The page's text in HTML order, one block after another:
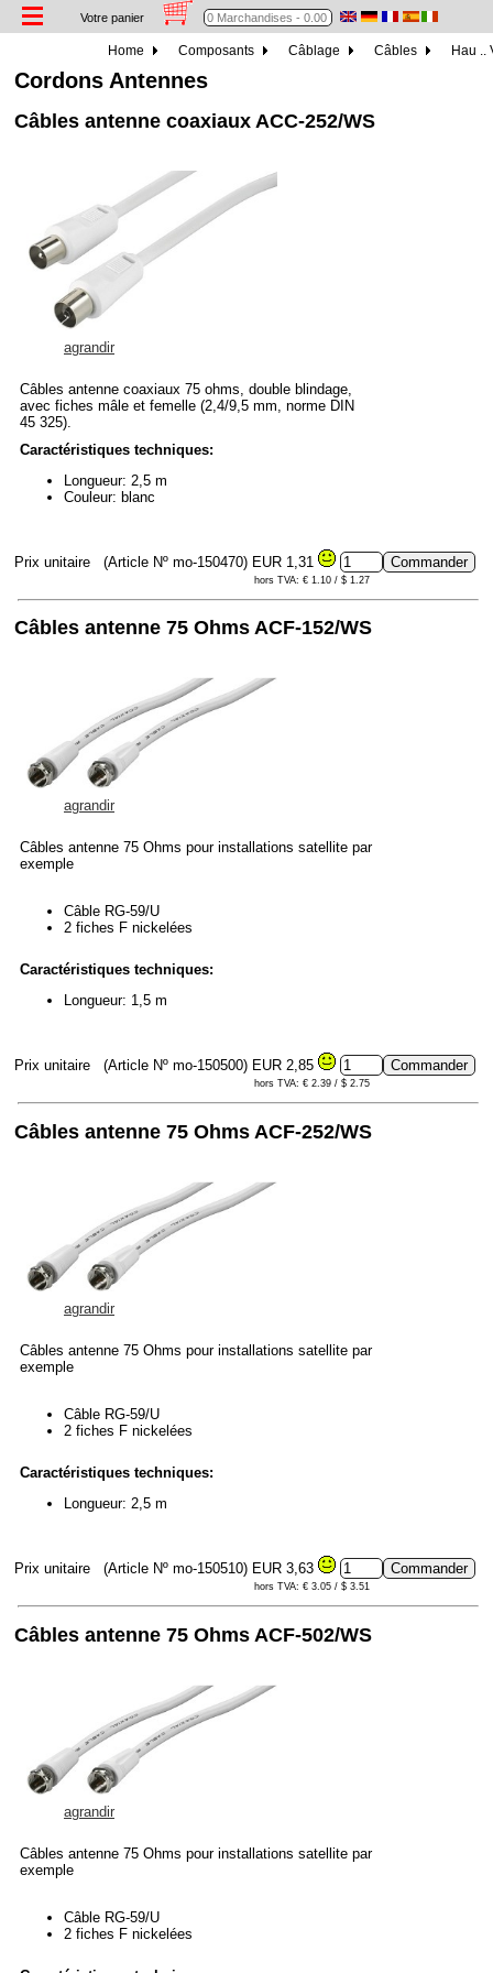
Votre panier
Home Composants Câblage Câbles Hau ..
Cordons Antennes
Câbles antenne coaxiaux ACC-252/WS
agrandir
Câbles antenne coaxiaux 75 ohms, double blindage,
avec fiches mâle et femelle (2,4/9,5 mm, norme DIN
45 325).
Caractéristiques techniques:
Longueur: 2,5 m
Couleur: blanc
Prix unitaire (Article Nº mo-150470) EUR 1,31
hors TVA: € 1.10 / $ 1.27
Câbles antenne 75 Ohms ACF-152/WS
agrandir
Câbles antenne 75 Ohms pour installations satellite par
exemple
Câble RG-59/U
2 fiches F nickelées
Caractéristiques techniques:
Longueur: 1,5 m
Prix unitaire (Article Nº mo-150500) EUR 2,85
hors TVA: € 2.39 / $ 2.75
Câbles antenne 75 Ohms ACF-252/WS
agrandir
Câbles antenne 75 Ohms pour installations satellite par
exemple
Câble RG-59/U
2 fiches F nickelées
Caractéristiques techniques:
Longueur: 2,5 m
Prix unitaire (Article Nº mo-150510) EUR 3,63
hors TVA: € 3.05 / $ 3.51
Câbles antenne 75 Ohms ACF-502/WS
agrandir
Câbles antenne 75 Ohms pour installations satellite par
exemple
Câble RG-59/U
2 fiches F nickelées